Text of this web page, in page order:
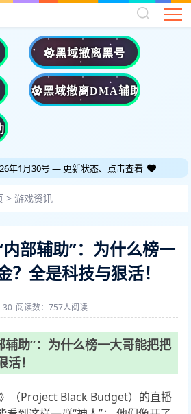
黑域撤离黑号
黑域撤离DMA辅助
年1月30号 — 更新状态、点击查看
> 游戏资讯
部辅助”：为什么榜一
？全是科技与狠活！
30 阅读数：757人阅读
辅助”：为什么榜一大哥能把把
！
（Project Black Budget）的直播